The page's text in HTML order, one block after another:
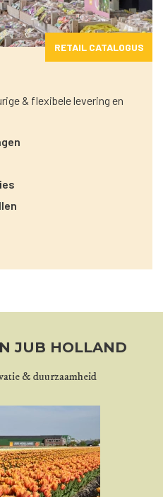
RETAIL CATALOGUS
& flexibele levering en
JUB HOLLAND
& duurzaamheid